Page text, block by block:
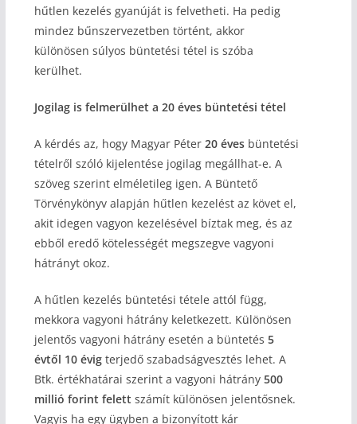
hűtlen kezelés gyanúját is felvetheti. Ha pedig
mindez bűnszervezetben történt, akkor
különösen súlyos büntetési tétel is szóba
kerülhet.
Jogilag is felmerülhet a 20 éves büntetési tétel
A kérdés az, hogy Magyar Péter 20 évesbüntetési
tételről szóló kijelentése jogilag megállhat-e. A
szöveg szerint elméletileg igen. A Büntető
Törvénykönyv alapján hűtlen kezelést az követ el,
akit idegen vagyon kezelésével bíztak meg, és az
ebből eredő kötelességét megszegve vagyoni
hátrányt okoz.
A hűtlen kezelés büntetési tétele attól függ,
mekkora vagyoni hátrány keletkezett. Különösen
jelentős vagyoni hátrány esetén a büntetés 5
évtől 10 évigterjedő szabadságvesztés lehet. A
Btk. értékhatárai szerint a vagyoni hátrány 500
millió forint felett számít különösen jelentősnek.
Vagyis ha egy ügyben a bizonyított kár